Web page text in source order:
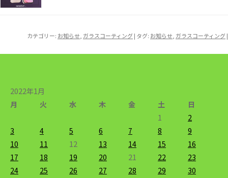
カテゴリー: お知らせ ガラスコーティング| タグ: お知らせ ガラスコーティング|
2022年1月
月
火 水 木 金 土
日
1
2
3
4 5 6 7 8
9
10
11 12 13 14 15
16
17
18 19 20 21 22
23
24
25 26 27 28 29
30